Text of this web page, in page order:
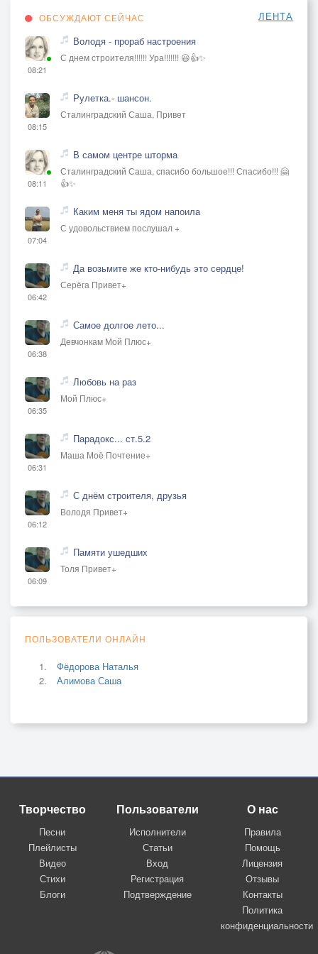
Всё убегает от меня,
Я сделаю, чтоб были не напрасны.
Прожитые мои года.
ОБСУЖДАЮТ СЕЙЧАС ЛЕНТА
08:21
Володя - прораб настроения
С днем строителя!!!!!! Ура!!!!!!! 😃👍✨
08:15
Рулетка.- шансон.
Сталинградский Саша, Привет
08:11
В самом центре шторма
Сталинградский Саша, спасибо большое!!! Спасибо!!! 🤗
👍✨
07:04
Каким меня ты ядом напоила
С удовольствием послушал +
06:42
Да возьмите же кто-нибудь это сердце!
Серёга Привет+
06:38
Самое долгое лето...
Девчонкам Мой Плюс+
06:35
Любовь на раз
Мой Плюс+
06:31
Парадокс... ст.5.2
Маша Моё Почтение+
06:12
С днём строителя, друзья
Володя Привет+
06:09
Памяти ушедших
Толя Привет+
ПОЛЬЗОВАТЕЛИ ОНЛАЙН
Фёдорова Наталья
Алимова Саша
Творчество
Песни
Плейлисты
Видео
Стихи
Блоги
Пользователи
Исполнители
Статьи
Вход
Регистрация
Подтверждение
О нас
Правила
Помощь
Лицензия
Отзывы
Контакты
Политика
конфиденциальности